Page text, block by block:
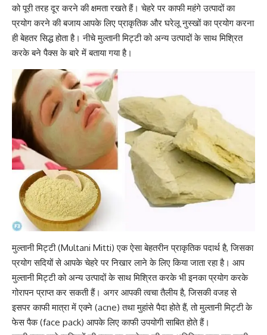
को पूरी तरह दूर करने की क्षमता रखते हैं। चेहरे पर काफी महंगे उत्पादों का
प्रयोग करने की बजाय आपके लिए प्राकृतिक और घरेलू नुस्खों का प्रयोग करना
ही बेहतर सिद्ध होता है। नीचे मुल्तानी मिट्टी को अन्य उत्पादों के साथ मिश्रित
करके बने पैक्स के बारे में बताया गया है।
मुल्तानी मिट्टी (Multani Mitti) एक ऐसा बेहतरीन प्राकृतिक पदार्थ है, जिसका
प्रयोगसदियों से आपके चेहरे पर निखार लाने के लिएकिया जाता रहा है। आप
मुल्तानी मिट्टी को अन्य उत्पादों के साथ मिश्रित करके भी इनका प्रयोग करके
गोरापन प्राप्त कर सकती हैं। अगर आपकी त्वचा तैलीय है, जिसकी वजह से
इसपर काफी मात्रा मेंएक्ने (acne) तथा मुहांसे पैदा होते हैं, तो मुल्तानी मिट्टी के
फेस पैक (face pack) आपके लिए काफी उपयोगी साबित होते हैं।